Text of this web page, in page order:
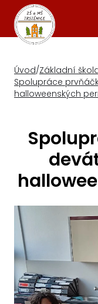
Úvod/Základní
Spolupráce
halloweenských